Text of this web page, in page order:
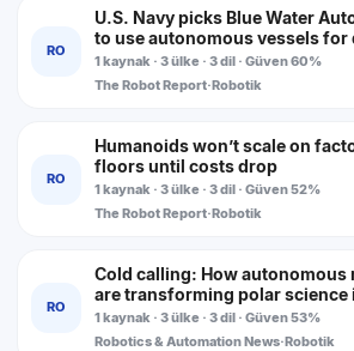
RO
U.S. Navy picks Blue Water
to use autonomous vessels for
ocean surveys
1 kaynak · 3 ülke · 3 dil · Güven 60%
The Robot Report·Robotik
RO
Humanoids won’t scale on
floors until costs drop
1 kaynak · 3 ülke · 3 dil · Güven 52%
The Robot Report·Robotik
RO
Cold calling: How autonomous
are transforming polar science
Arctic and Antarctic
1 kaynak · 3 ülke · 3 dil · Güven 53%
Robotics & Automation News·Robotik